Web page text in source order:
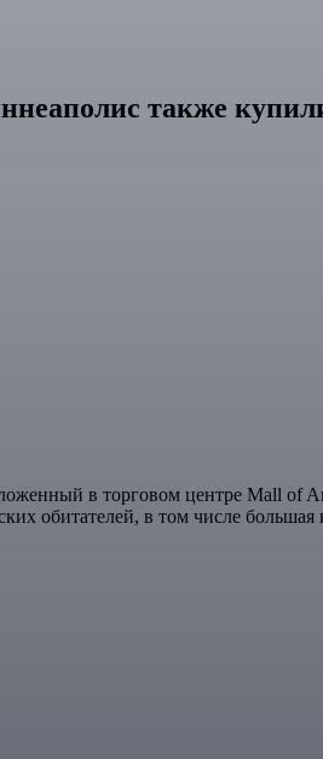
также
в торговом центре Mall
обитателей, в том числе большая